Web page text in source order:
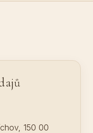
150 00